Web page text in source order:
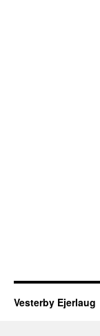
Vesterby Ejerlaug